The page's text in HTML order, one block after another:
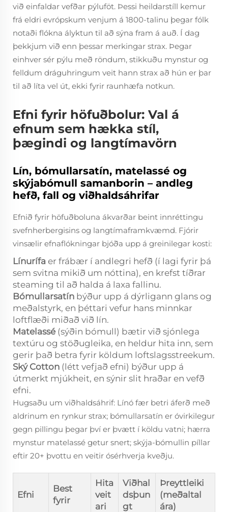
við einfaldar vefðar pýluföt. Þessi heildarstíll kemur
frá eldri evrópskum venjum á 1800-talinu þegar fólk
notaði flókna ályktun til að sýna fram á auð. Í dag
þekkjum við enn þessar merkingar strax. Þegar
einhver sér pýlu með röndum, stikkuðu mynstur og
felldum dráguhringum veit hann strax að hún er þar
til að líta vel út, ekki fyrir raunhæfa notkun.
Efni fyrir höfuðbolur: Val á
efnum sem hækka stíl,
þægindi og langtímavörn
Lín, bómullarsatín, matelassé og
skýjabómull samanborin – andleg
hefð, fall og viðhaldsáhrifar
Efnið fyrir höfuðboluna ákvarðar beint innréttingu
svefnherbergisins og langtímaframkvæmd. Fjórir
vinsælir efnaflókningar bjóða upp á greinilegar kosti:
Línurífa er frábær í andlegri hefð (í lagi fyrir þá
sem svitna mikið um nóttina), en krefst tíðrar
steaming til að halda á laxa fallinu.
Bómullarsatín býður upp á dýrligann glans og
meðalstyrk, en þéttari vefur hans minnkar
loftflæði miðað við lín.
Matelassé (sýðin bómull) bætir við sjónlega
textúru og stöðugleika, en heldur hita inn, sem
gerir það betra fyrir köldum loftslagsstreekum.
Ský Cotton (létt vefjað efni) býður upp á
útmerkt mjúkheit, en sýnir slit hraðar en vefð
efni.
Hugsaðu um viðhaldsáhrif: Línó fær betri áferð með
aldrinum en rynkur strax; bómullarsatín er óvirkilegur
gegn pillingu þegar því er þvætt í köldu vatni; hærra
mynstur matelassé getur snert; skýja-bómullin píllar
eftir 20+ þvottu en veitir ósérhverja kveðju.
Efni
Best
fyrir
Hita
veit
ari
Viðhal
dsþun
gt
Þreyttleiki
(meðaltal
ára)